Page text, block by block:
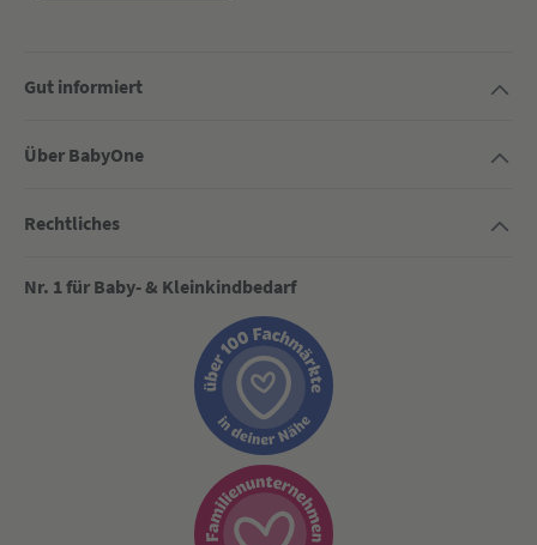
Gut informiert
Über BabyOne
Rechtliches
Nr. 1 für Baby- & Kleinkindbedarf